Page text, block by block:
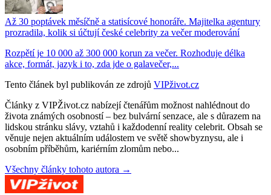
Až 30 poptávek měsíčně a statisícové honoráře. Majitelka agentury
prozradila, kolik si účtují české celebrity za večer moderování
Rozpětí je 10 000 až 300 000 korun za večer. Rozhoduje délka
akce, formát, jazyk i to, zda jde o galavečer,...
Tento článek byl publikován ze zdrojů VIPživot.cz
Články z VIPŽivot.cz nabízejí čtenářům možnost nahlédnout do
života známých osobností – bez bulvární senzace, ale s důrazem na
lidskou stránku slávy, vztahů i každodenní reality celebrit. Obsah se
věnuje nejen aktuálním událostem ve světě showbyznysu, ale i
osobním příběhům, kariérním zlomům nebo...
Všechny články tohoto autora →